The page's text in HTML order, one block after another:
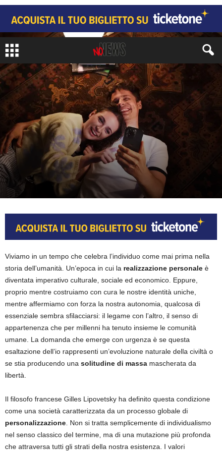
APPROFONDIMENTI COSTUME E SOCIETÀ
Viviamo in un tempo che celebra l’individuo come mai prima nella
storia dell’umanità. Un’epoca in cui la realizzazione personale è
diventata imperativo culturale, sociale ed economico. Eppure,
proprio mentre costruiamo con cura le nostre identità uniche,
mentre affermiamo con forza la nostra autonomia, qualcosa di
essenziale sembra sfilacciarsi: il legame con l’altro, il senso di
appartenenza che per millenni ha tenuto insieme le comunità
umane. La domanda che emerge con urgenza è se questa
esaltazione dell’io rappresenti un’evoluzione naturale della civiltà o
se stia producendo una solitudine di massa mascherata da
libertà.
Il filosofo francese Gilles Lipovetsky ha definito questa condizione
come una società caratterizzata da un processo globale di
personalizzazione . Non si tratta semplicemente di individualismo
nel senso classico del termine, ma di una mutazione più profonda
che attraversa tutti gli strati della nostra esistenza. I valori